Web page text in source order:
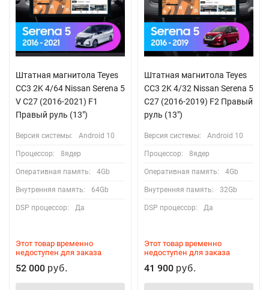
Штатная магнитола Teyes
CC3 2K 4/64 Nissan Serena 5
V C27 (2016-2021) F1
Правый руль (13")
Версия системы: Android 10
Процессор: 8ядер
Оперативная память: 4Gb
Внутренняя память: 64Gb
DSP процессор: Да
Этот товар временно
недоступен для заказа
52 000 руб.
Штатная магнитола Teyes
CC3 2K 4/32 Nissan Serena 5
C27 (2016-2019) F2 Правый
руль (13")
Версия системы: Android 10
Процессор: 8ядер
Оперативная память: 4Gb
Внутренняя память: 32Gb
DSP процессор: Да
Этот товар временно
недоступен для заказа
41 900 руб.